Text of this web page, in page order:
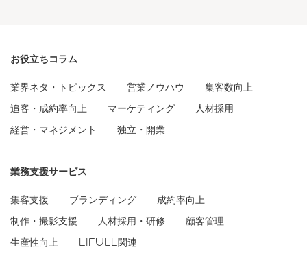
お役立ちコラム
業界ネタ・トピックス 営業ノウハウ
集客数向上
追客・成約率向上
マーケティング
人材採用
経営・マネジメント
独立・開業
業務支援サービス
集客支援 ブランディング
成約率向上
制作・撮影支援
人材採用・研修
顧客管理
生産性向上
LIFULL関連